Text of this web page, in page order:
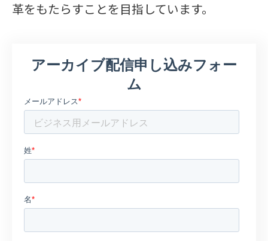
革をもたらすことを目指しています。